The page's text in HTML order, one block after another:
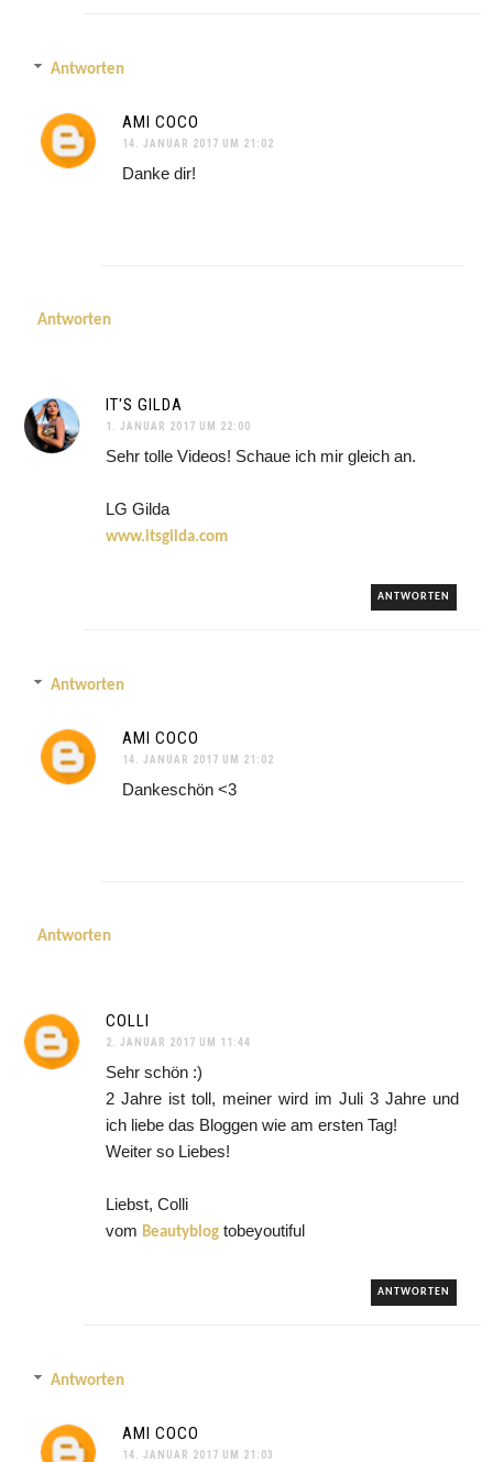
Antworten
AMI COCO
14. JANUAR 2017 UM 21:02
Danke dir!
Antworten
IT'S GILDA
1. JANUAR 2017 UM 22:00
Sehr tolle Videos! Schaue ich mir gleich an.
LG Gilda
www.itsgilda.com
ANTWORTEN
Antworten
AMI COCO
14. JANUAR 2017 UM 21:02
Dankeschön <3
Antworten
COLLI
2. JANUAR 2017 UM 11:44
Sehr schön :)
2 Jahre ist toll, meiner wird im Juli 3 Jahre und
ich liebe das Bloggen wie am ersten Tag!
Weiter so Liebes!
Liebst, Colli
vom Beautyblog tobeyoutiful
ANTWORTEN
Antworten
AMI COCO
14. JANUAR 2017 UM 21:03